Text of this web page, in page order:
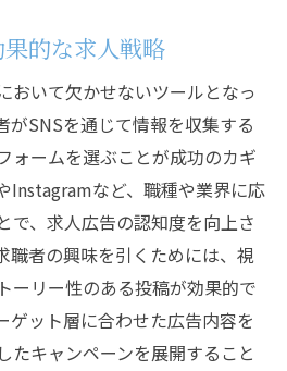
的な求人戦略
おいて欠かせないツールとなっ
がSNSを通じて情報を収集する
ォームを選ぶことが成功のカギ
Instagramなど、職種や業界に応
で、求人広告の認知度を向上さ
職者の興味を引くためには、視
ーリー性のある投稿が効果的で
ゲット層に合わせた広告内容を
たキャンペーンを展開すること